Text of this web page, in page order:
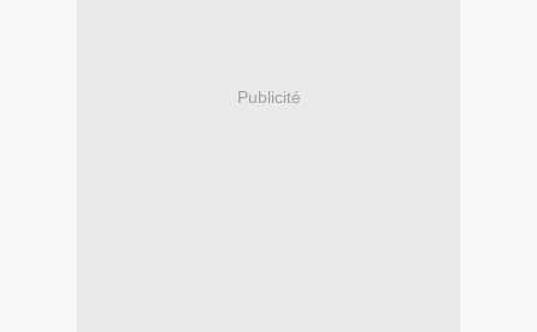
Publicité